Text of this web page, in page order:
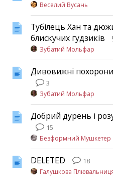
Веселий Вусань
Тубілець Хан та
блискучих гудзиків
Зубатий Мольфар
Дивовижні похорони
3
Зубатий Мольфар
Добрий дурень і
15
Безформний Мушкетер
DELETED
18
Галушкова